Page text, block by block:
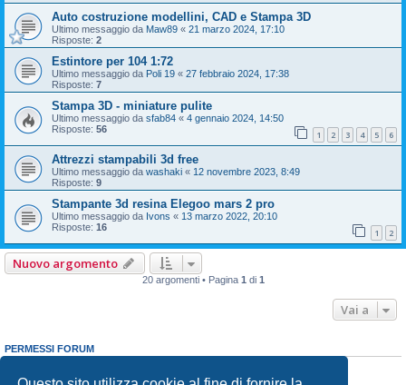
Auto costruzione modellini, CAD e Stampa 3D
Ultimo messaggio da Maw89 « 21 marzo 2024, 17:10
Risposte: 2
Estintore per 104 1:72
Ultimo messaggio da Poli 19 « 27 febbraio 2024, 17:38
Risposte: 7
Stampa 3D - miniature pulite
Ultimo messaggio da sfab84 « 4 gennaio 2024, 14:50
Risposte: 56 1 2 3 4 5 6
Attrezzi stampabili 3d free
Ultimo messaggio da washaki « 12 novembre 2023, 8:49
Risposte: 9
Stampante 3d resina Elegoo mars 2 pro
Ultimo messaggio da Ivons « 13 marzo 2022, 20:10
Risposte: 16 1 2
Nuovo argomento
20 argomenti • Pagina 1 di 1
Vai a
PERMESSI FORUM
Non puoirispondere negli argomenti